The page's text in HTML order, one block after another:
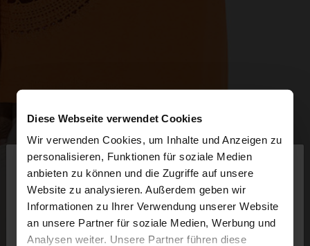
Diese Webseite verwendet Cookies
Wir verwenden Cookies, um Inhalte und Anzeigen zu
personalisieren, Funktionen für soziale Medien
anbieten zu können und die Zugriffe auf unsere
Website zu analysieren. Außerdem geben wir
Informationen zu Ihrer Verwendung unserer Website
an unsere Partner für soziale Medien, Werbung und
Analysen weiter. Unsere Partner führen diese
hallo
Sie greifen von Schweiz auf die Website zu.
Möchten Sie unsere United States Website